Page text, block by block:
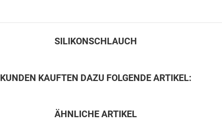
SILIKONSCHLAUCH
KUNDEN KAUFTEN DAZU FOLGENDE ARTIKEL:
ÄHNLICHE ARTIKEL